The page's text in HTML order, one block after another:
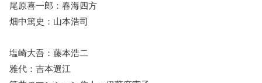
尾原喜一郎：春海四方
畑中篤史：山本浩司
塩崎大吾：藤本浩二
雅代：吉本選江